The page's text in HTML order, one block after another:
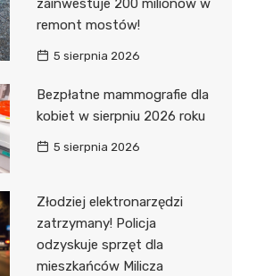
zainwestuje 200 milionów w
remont mostów!
5 sierpnia 2026
Bezpłatne mammografie dla
kobiet w sierpniu 2026 roku
5 sierpnia 2026
Złodziej elektronarzędzi
zatrzymany! Policja
odzyskuje sprzęt dla
mieszkańców Milicza